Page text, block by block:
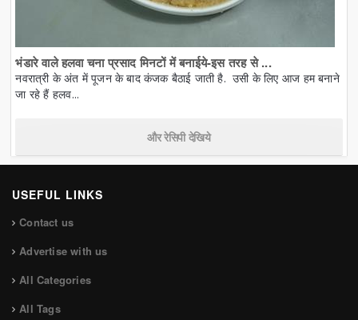
भंडारे वाले हलवा चना प्रसाद मिनटों में बनाईये-इस तरह से ...
नवरात्री के अंत में पूजन के बाद कंजक बैठाई जाती है. उसी के लिए आज हम बनाने
जा रहे हैं हलव...
और रेसिपी देखिये
USEFUL LINKS
Contact us
Advertise with us
All Categories
All Tags